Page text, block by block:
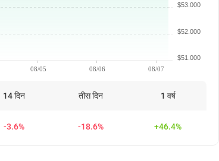
08/05 08/06 08/07
$51.000
$52.000
$53.000
14 दिन तीस दिन 1 वर्ष
-3.6% -18.6% +46.4%